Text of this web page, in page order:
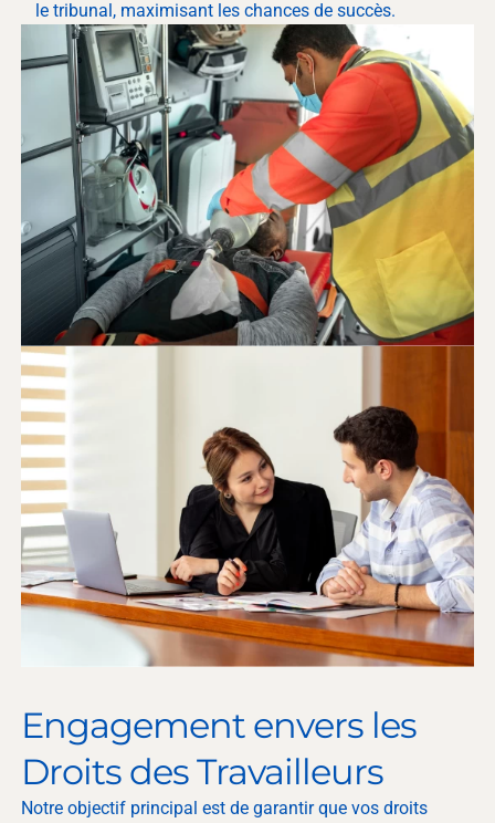
le tribunal, maximisant les chances de succès.
Engagement envers les
Droits des Travailleurs
Notre objectif principal est de garantir que vos droits